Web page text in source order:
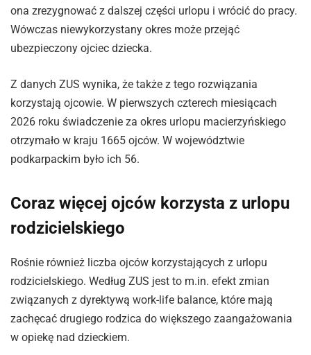
ona zrezygnować z dalszej części urlopu i wrócić do pracy.
Wówczas niewykorzystany okres może przejąć
ubezpieczony ojciec dziecka.
Z danych ZUS wynika, że także z tego rozwiązania
korzystają ojcowie. W pierwszych czterech miesiącach
2026 roku świadczenie za okres urlopu macierzyńskiego
otrzymało w kraju 1665 ojców. W województwie
podkarpackim było ich 56.
Coraz więcej ojców korzysta z urlopu
rodzicielskiego
Rośnie również liczba ojców korzystających z urlopu
rodzicielskiego. Według ZUS jest to m.in. efekt zmian
związanych z dyrektywą work-life balance, które mają
zachęcać drugiego rodzica do większego zaangażowania
w opiekę nad dzieckiem.